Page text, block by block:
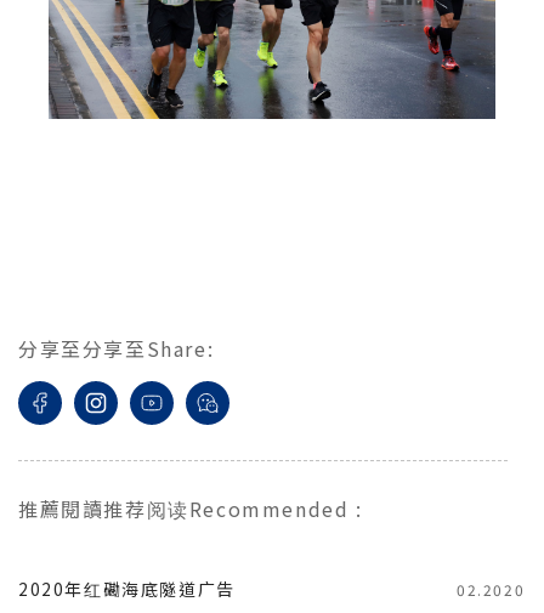
分享至分享至Share:
推薦閱讀推荐阅读Recommended :
2020年红磡海底隧道广告 02.2020